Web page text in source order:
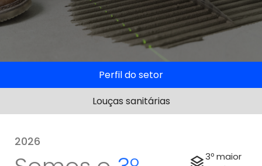
Perfil do setor
Louças sanitárias
2026
3º maior